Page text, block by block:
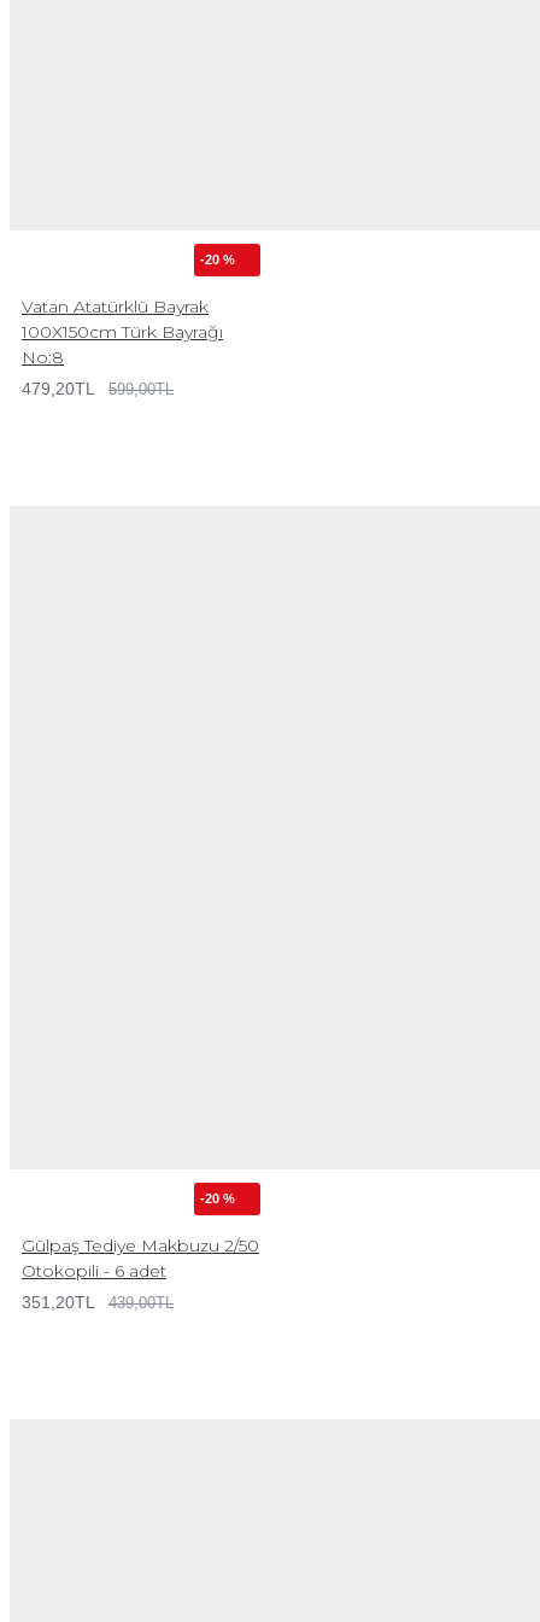
-20 %
Vatan Atatürklü Bayrak
100X150cm Türk Bayrağı
No:8
479,20TL 599,00TL
-20 %
Gülpaş Tediye Makbuzu 2/50
Otokopili - 6 adet
351,20TL 439,00TL